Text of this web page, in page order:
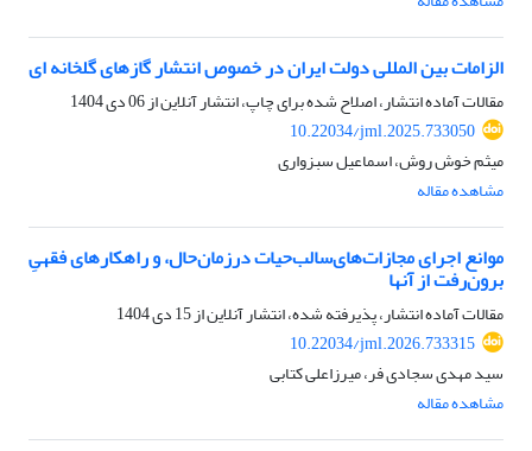
الزامات بین المللی دولت ایران در خصوص انتشار گازهای گلخانه ای
مقالات آماده انتشار، اصلاح شده برای چاپ، انتشار آنلاین از06 دی 1404
10.22034/jml.2025.733050
میثم خوش روش، اسماعیل سبزواری
مشاهده مقاله
موانع اجرای مجازات‌های‌سالب‌حیات درزمان‌حال، و راهکارهای فقهیِ
برون‌رفت از آنها
مقالات آماده انتشار، پذیرفته شده، انتشار آنلاین از15 دی 1404
10.22034/jml.2026.733315
سید مهدی سجادی فر، میرزاعلی کتابی
مشاهده مقاله